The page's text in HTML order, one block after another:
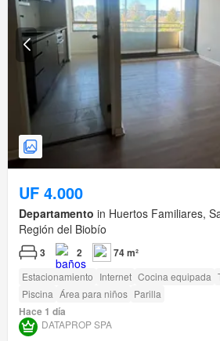
UF 4.000
Departamento in Huertos Familiares,
Región del Biobío
3 2 74 m²
Estacionamiento Internet Cocina equipada
Piscina Área para niños Parilla
Hace 1 día
DATAPROP SPA